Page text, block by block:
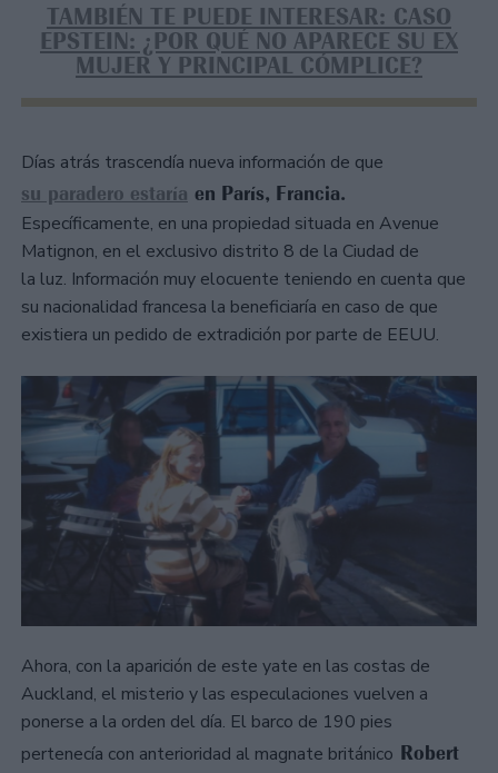
TAMBIÉN TE PUEDE INTERESAR: CASO
EPSTEIN: ¿POR QUÉ NO APARECE SU EX
MUJER Y PRINCIPAL CÓMPLICE?
Días atrás trascendía nueva información de que
su paradero estaría en París, Francia.
Específicamente, en una propiedad situada en Avenue
Matignon, en el exclusivo distrito 8 de la Ciudad de
la luz. Información muy elocuente teniendo en cuenta que
su nacionalidad francesa la beneficiaría en caso de que
existiera un pedido de extradición por parte de EEUU.
Ahora, con la aparición de este yate en las costas de
Auckland, el misterio y las especulaciones vuelven a
ponerse a la orden del día. El barco de 190 pies
pertenecía con anterioridad al magnate británico Robert